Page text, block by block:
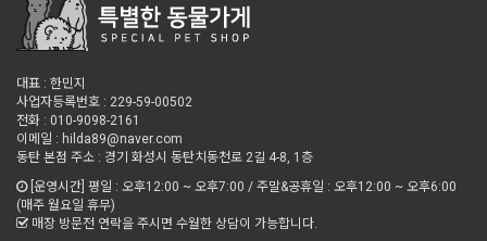
대표 : 한민지
사업자등록번호 : 229-59-00502
전화 : 010-9098-2161
이메일 : hilda89@naver.com
동탄 본점 주소 : 경기 화성시 동탄치동천로 2길 4-8, 1층
[운영시간] 평일 : 오후12:00 ~ 오후7:00 / 주말&공휴일 : 오후12:00 ~ 오후6:00
(매주 월요일 휴무)
매장 방문전 연락을 주시면 수월한 상담이 가능합니다.